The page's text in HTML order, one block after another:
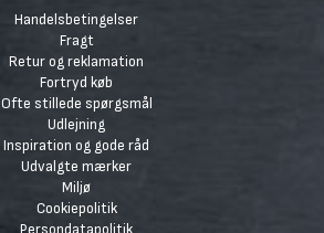
Handelsbetingelser
Fragt
Retur og reklamation
Fortryd køb
Ofte stillede spørgsmål
Udlejning
Inspiration og gode råd
Udvalgte mærker
Miljø
Cookiepolitik
Persondatapolitik